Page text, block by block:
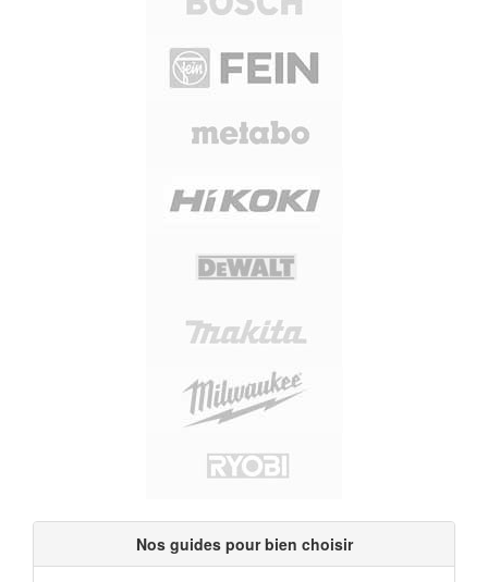
Nos guides pour bien choisir